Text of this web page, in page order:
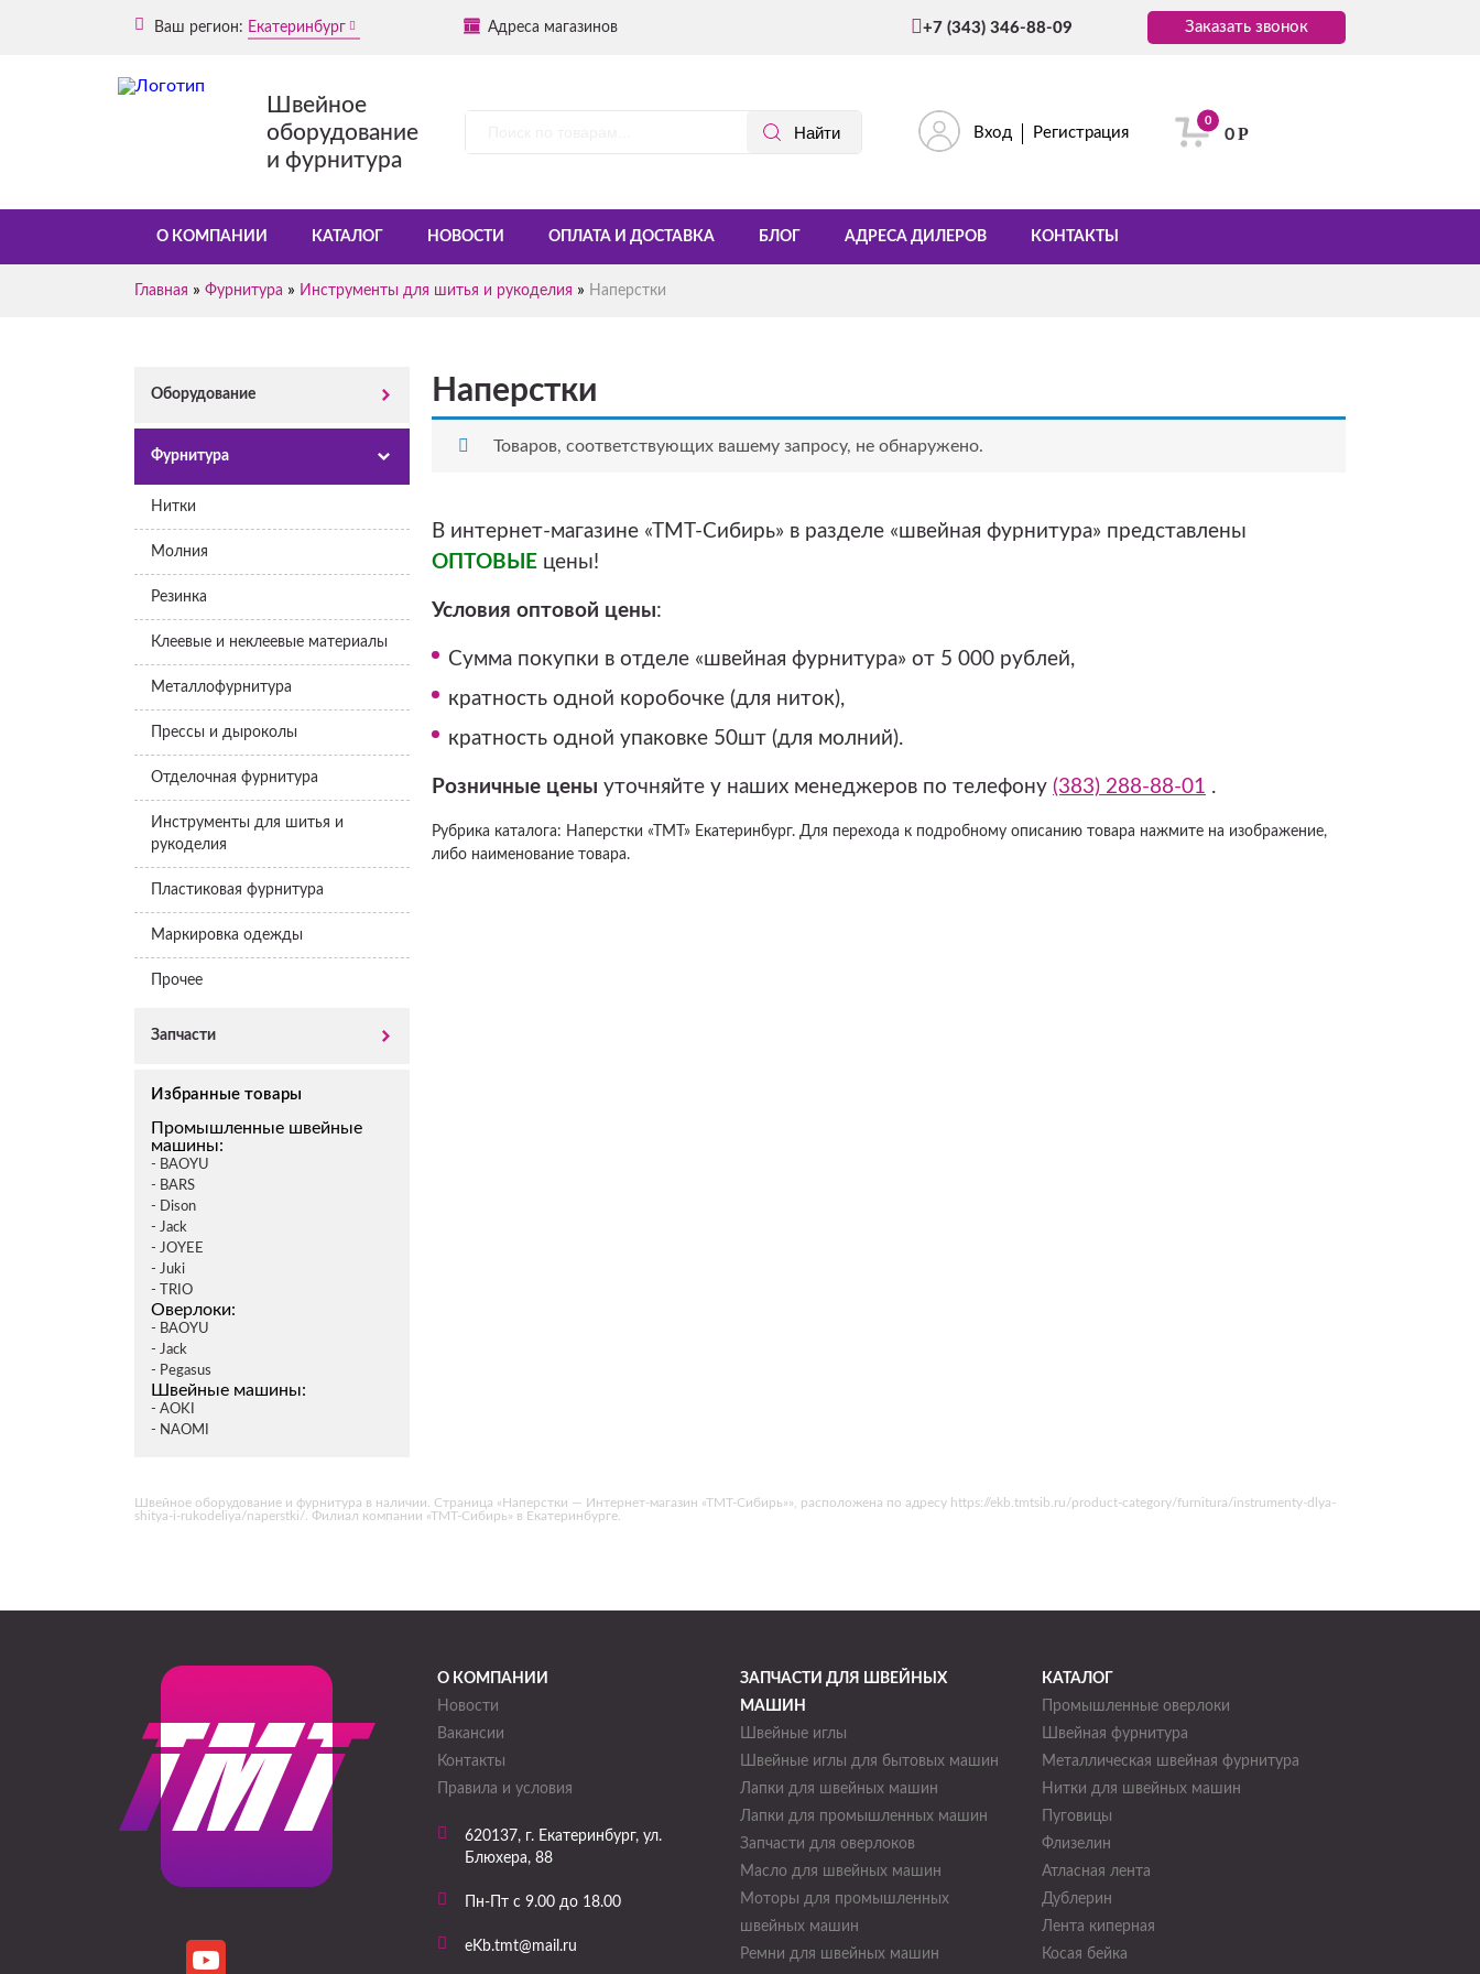
Ваш регион: Екатеринбург Адреса магазинов +7 (343) 346-88-09 Заказать звонок
Швейное
оборудование
и фурнитура
Вход Регистрация
0
0Р
О КОМПАНИИ КАТАЛОГ НОВОСТИ ОПЛАТА И ДОСТАВКА БЛОГ АДРЕСА ДИЛЕРОВ КОНТАКТЫ
Главная » Фурнитура » Инструменты для шитья и рукоделия » Наперстки
Оборудование
Фурнитура
Нитки
Молния
Резинка
Клеевые и неклеевые материалы
Металлофурнитура
Прессы и дыроколы
Отделочная фурнитура
Инструменты для шитья и
рукоделия
Пластиковая фурнитура
Маркировка одежды
Прочее
Запчасти
Избранные товары
Промышленные швейные
машины:
- BAOYU
- BARS
- Dison
- Jack
- JOYEE
- Juki
- TRIO
Оверлоки:
- BAOYU
- Jack
- Pegasus
Швейные машины:
- AOKI
- NAOMI
Наперстки
Товаров, соответствующих вашему запросу, не обнаружено.
В интернет-магазине «ТМТ-Сибирь» в разделе «швейная фурнитура» представлены
ОПТОВЫЕ цены!
Условия оптовой цены:
Сумма покупки в отделе «швейная фурнитура» от 5 000 рублей,
кратность одной коробочке (для ниток),
кратность одной упаковке 50шт (для молний).
Розничные цены уточняйте у наших менеджеров по телефону (383) 288-88-01 .
Рубрика каталога: Наперстки «ТМТ» Екатеринбург. Для перехода к подробному описанию товара нажмите на изображение,
либо наименование товара.
Швейное оборудование и фурнитура в наличии. Страница «Наперстки — Интернет-магазин «ТМТ-Сибирь»», расположена по адресу https://ekb.tmtsib.ru/product-category/furnitura/instrumenty-dlya-
shitya-i-rukodeliya/naperstki/. Филиал компании «ТМТ-Сибирь» в Екатеринбурге.
О КОМПАНИИ
Новости
Вакансии
Контакты
Правила и условия
620137, г. Екатеринбург, ул.
Блюхера, 88
Пн-Пт с 9.00 до 18.00
eKb.tmt@mail.ru
ЗАПЧАСТИ ДЛЯ ШВЕЙНЫХ
МАШИН
Швейные иглы
Швейные иглы для бытовых машин
Лапки для швейных машин
Лапки для промышленных машин
Запчасти для оверлоков
Масло для швейных машин
Моторы для промышленных
швейных машин
Ремни для швейных машин
КАТАЛОГ
Промышленные оверлоки
Швейная фурнитура
Металлическая швейная фурнитура
Нитки для швейных машин
Пуговицы
Флизелин
Атласная лента
Дублерин
Лента киперная
Косая бейка